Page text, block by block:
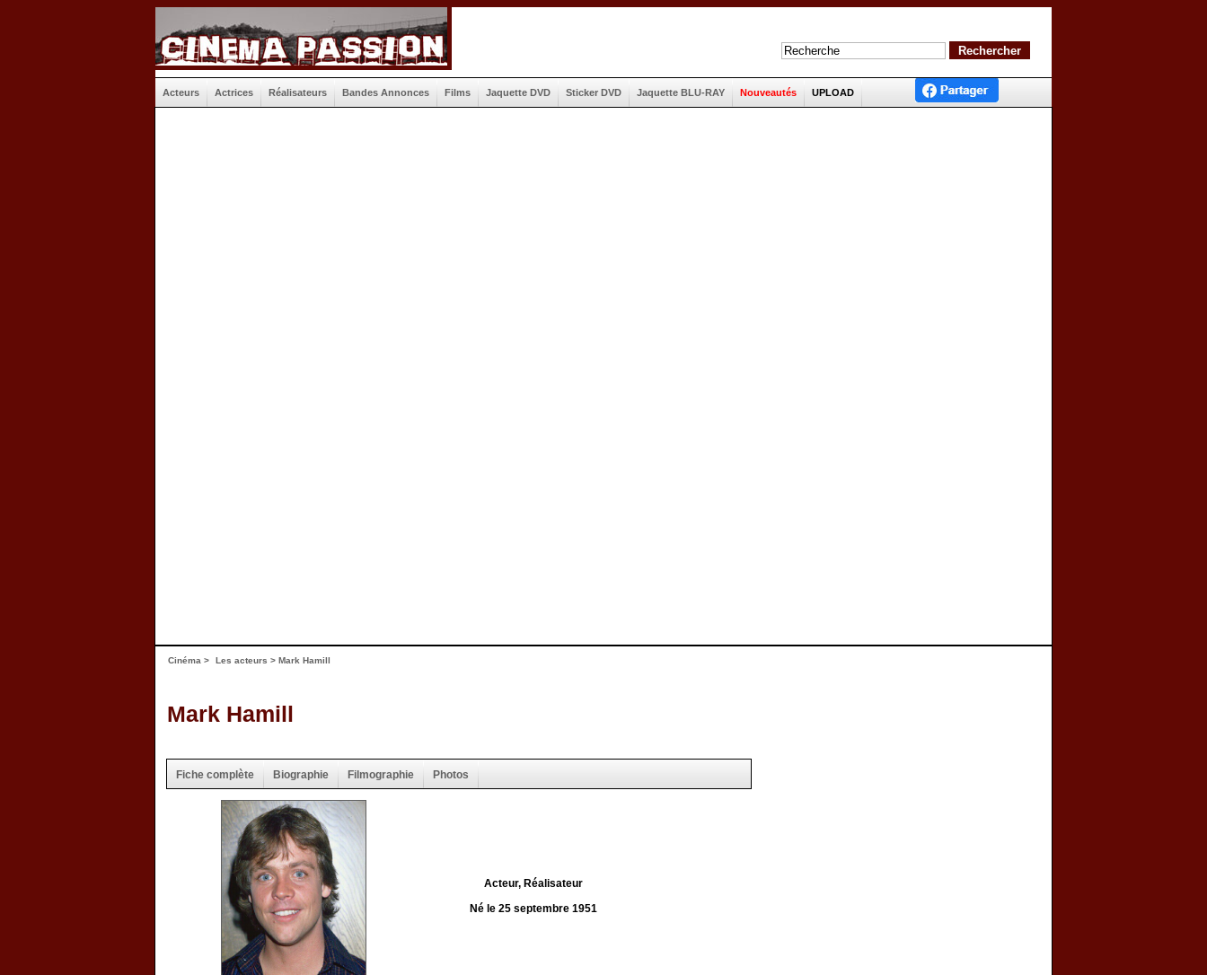
Acteurs Actrices Réalisateurs Bandes Annonces Films Jaquette DVD Sticker DVD Jaquette BLU-RAY Nouveautés UPLOAD
Cinéma > Les acteurs > Mark Hamill
Mark Hamill
Fiche complète Biographie Filmographie Photos
Acteur, Réalisateur
Né le 25 septembre 1951